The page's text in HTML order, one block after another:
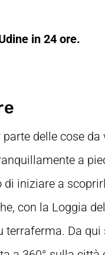
in 24 ore.
delle cose da
a
iniziare a
con la Loggia
terraferma. Da qui